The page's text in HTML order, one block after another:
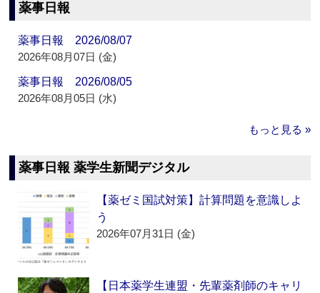
薬事日報
薬事日報 2026/08/07
2026年08月07日 (金)
薬事日報 2026/08/05
2026年08月05日 (水)
もっと見る »
薬事日報 薬学生新聞デジタル
【薬ゼミ国試対策】計算問題を意識しよ
う
2026年07月31日 (金)
【日本薬学生連盟・先輩薬剤師のキャリ